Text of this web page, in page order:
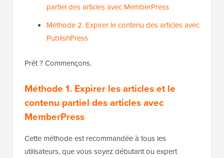
partiel des articles avec MemberPress
Méthode 2. Expirer le contenu des articles avec
PublishPress
Prêt ? Commençons.
Méthode 1. Expirer les articles et le
contenu partiel des articles avec
MemberPress
Cette méthode est recommandée à tous les
utilisateurs, que vous soyez débutant ou expert